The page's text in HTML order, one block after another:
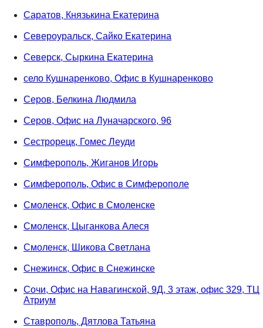
Саратов, Князькина Екатерина
Североуральск, Сайко Екатерина
Северск, Сыркина Екатерина
село Кушнаренково, Офис в Кушнаренково
Серов, Белкина Людмила
Серов, Офис на Луначарского, 96
Сестрорецк, Гомес Леуди
Симферополь, Жиганов Игорь
Симферополь, Офис в Симферополе
Смоленск, Офис в Смоленске
Смоленск, Цыганкова Алеся
Смоленск, Шикова Светлана
Снежинск, Офис в Снежинске
Сочи, Офис на Навагинской, 9Д, 3 этаж, офис 329, ТЦ
Атриум
Ставрополь, Дятлова Татьяна